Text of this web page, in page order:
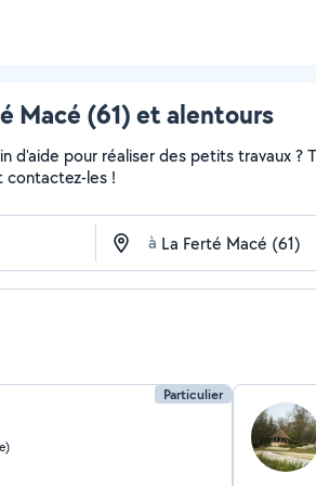
Macé (61) et alentours
d'aide pour réaliser des petits travaux ?
contactez-les !
à
Particulier